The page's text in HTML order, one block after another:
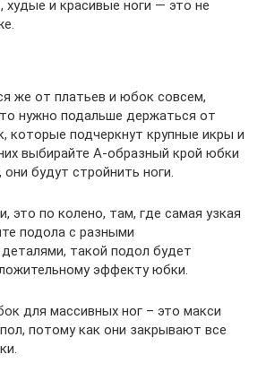
худые и красивые ноги — это не
же от платьев и юбок совсем,
нужно подальше держаться от
которые подчеркнут крупные икры и
выбирайте А-образный крой юбки
будут стройнить ноги.
это по колено, там, где самая узкая
подола с разными
такой подол будет
эффекту юбки.
для массивных ног – это макси
потому как они закрывают все